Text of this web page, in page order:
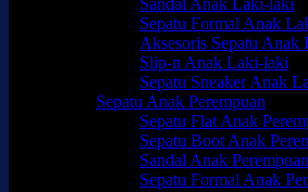
Sandal Anak Laki-laki
Sepatu Formal Anak
Aksesoris Sepatu Anak
Slip-n Anak Laki-laki
Sepatu Sneaker Anak
Sepatu Anak Perempuan
Sepatu Flat Anak
Sepatu Boot Anak
Sandal Anak Perempuan
Sepatu Formal Anak